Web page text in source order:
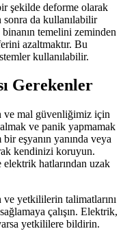
şekilde deforme olarak
sonra da kullanılabilir
temelini zeminden
azaltmaktır. Bu
kullanılabilir.
Gerekenler
ve mal güvenliğimiz için
ve panik yapmamak
eşyanın yanında veya
kendinizi koruyun.
elektrik hatlarından uzak
ve yetkililerin talimatlarını
çalışın. Elektrik,
yetkililere bildirin.